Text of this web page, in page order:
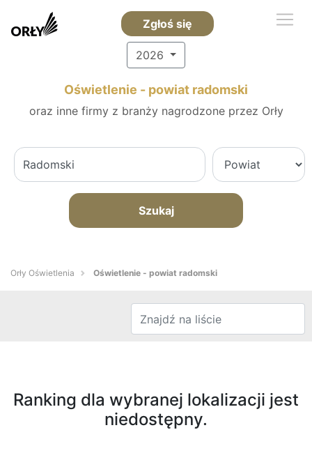
Zgłoś się
2026
Oświetlenie - powiat radomski
oraz inne firmy z branży nagrodzone przez Orły
Szukaj
Orły Oświetlenia Oświetlenie - powiat radomski
Ranking dla wybranej lokalizacji jest
niedostępny.